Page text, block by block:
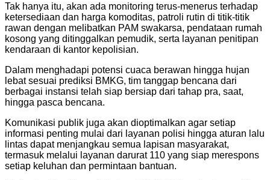
Tak hanya itu, akan ada monitoring terus-menerus terhadap
ketersediaan dan harga komoditas, patroli rutin di titik-titik
rawan dengan melibatkan PAM swakarsa, pendataan rumah
kosong yang ditinggalkan pemudik, serta layanan penitipan
kendaraan di kantor kepolisian.
Dalam menghadapi potensi cuaca berawan hingga hujan
lebat sesuai prediksi BMKG, tim tanggap bencana dari
berbagai instansi telah siap bersiap dari tahap pra, saat,
hingga pasca bencana.
Komunikasi publik juga akan dioptimalkan agar setiap
informasi penting mulai dari layanan polisi hingga aturan lalu
lintas dapat menjangkau semua lapisan masyarakat,
termasuk melalui layanan darurat 110 yang siap merespons
setiap keluhan dan permintaan bantuan.